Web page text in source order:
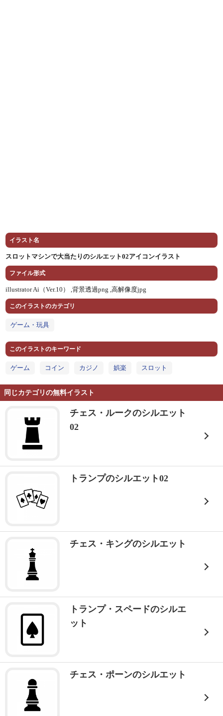
イラスト名
スロットマシンで大当たりのシルエット02アイコンイラスト
ファイル形式
illustrator Ai（Ver.10） ,背景透過png ,高解像度jpg
このイラストのカテゴリ
ゲーム・玩具
このイラストのキーワード
ゲーム コイン カジノ 娯楽 スロット
同じカテゴリの無料イラスト
チェス・ルークのシルエット
02
トランプのシルエット02
チェス・キングのシルエット
トランプ・スペードのシルエ
ット
チェス・ポーンのシルエット